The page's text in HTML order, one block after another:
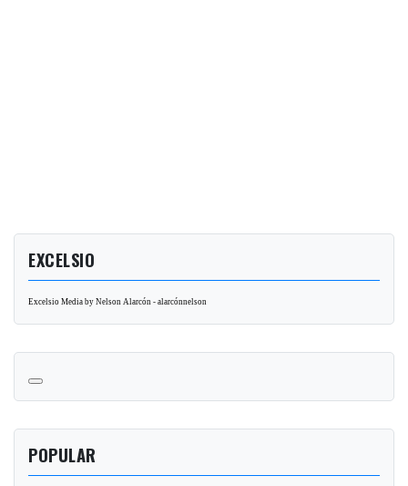
EXCELSIO
Excelsio Media by Nelson Alarcón - alarcónnelson
POPULAR